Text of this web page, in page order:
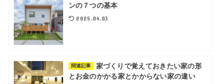
ンの７つの基本
2025.04.03
関連記事
家づくりで覚えておきたい家の形
とお金のかかる家とかからない家の違い